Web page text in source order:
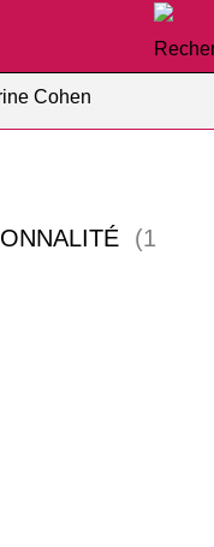
Cohen
(1